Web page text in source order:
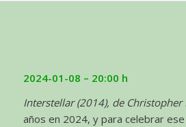
2024-01-08 – 20:00 h
Interstellar (2014), de Christopher
años en 2024, y para celebrar